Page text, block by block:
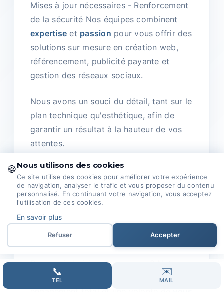
Mises à jour nécessaires - Renforcement
de la sécurité Nos équipes combinent
expertise et passion pour vous offrir des
solutions sur mesure en création web,
référencement, publicité payante et
gestion des réseaux sociaux.
Nous avons un souci du détail, tant sur le
plan technique qu'esthétique, afin de
garantir un résultat à la hauteur de vos
attentes.
Lacollaboration avec nos clients
centre de notre démarche.
pour bien comprendre vos besoins et
atteindre ensemble vos objectifs.
Pourquoi choisir notre agence ? Notre
approche unique repose sur un
📞
TEL
✉️
MAIL
🍪Nous utilisons des cookies
Ce site utilise des cookies pour améliorer votre expérience
de navigation, analyser le trafic et vous proposer du contenu
personnalisé. En continuant votre navigation, vous acceptez
l'utilisation de ces cookies.
En savoir plus
Refuser Accepter